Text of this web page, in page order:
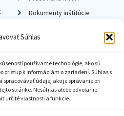
Súhlas
používame technológie, ako sú
prístup k informáciám o zariadení. Súhlas s
údaje, ako je správanie pri
stránke. Nesúhlas alebo odvolanie
určité vlastnosti a funkcie.
Dokumenty inštitúcie
súkromia